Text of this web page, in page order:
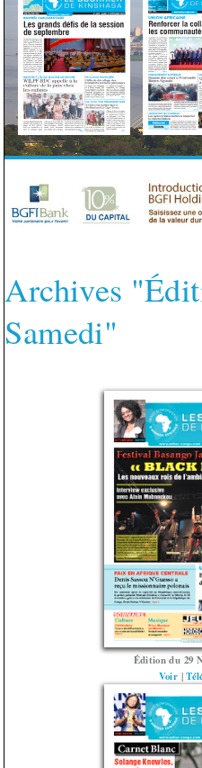
Archives
Samedi"
Édition du 29
Voir |